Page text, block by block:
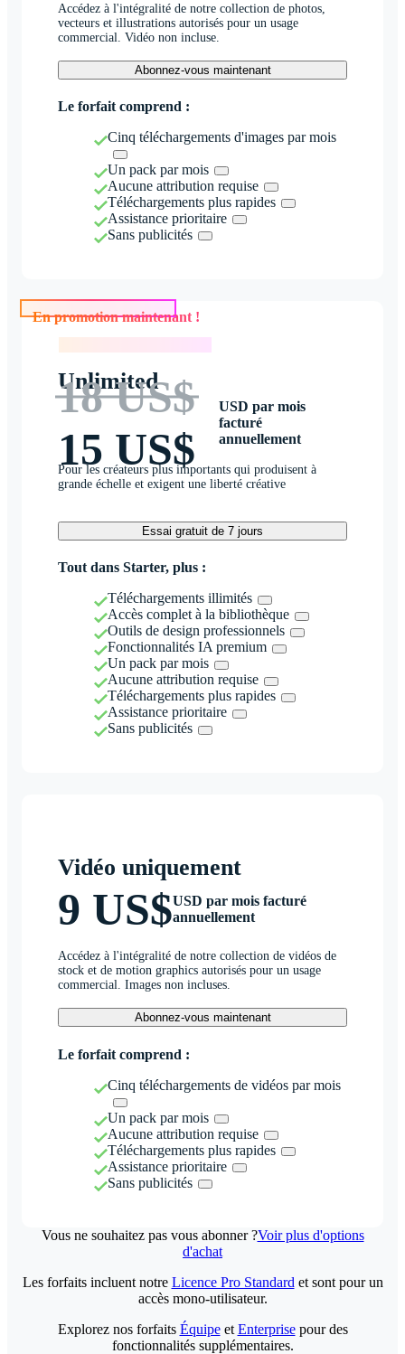
Accédez à l'intégralité de notre collection de photos,
vecteurs et illustrations autorisés pour un usage
commercial. Vidéo non incluse.
Abonnez-vous maintenant
Le forfait comprend :
Cinq téléchargements d'images par mois
Un pack par mois
Aucune attribution requise
Téléchargements plus rapides
Assistance prioritaire
Sans publicités
En promotion maintenant !
Unlimited
18 US$
15 US$
USD par mois
facturé
annuellement
Pour les créateurs plus importants qui produisent à
grande échelle et exigent une liberté créative
Essai gratuit de 7 jours
Tout dans Starter, plus :
Téléchargements illimités
Accès complet à la bibliothèque
Outils de design professionnels
Fonctionnalités IA premium
Un pack par mois
Aucune attribution requise
Téléchargements plus rapides
Assistance prioritaire
Sans publicités
Vidéo uniquement
9 US$USD par mois facturé
annuellement
Accédez à l'intégralité de notre collection de vidéos de
stock et de motion graphics autorisés pour un usage
commercial. Images non incluses.
Abonnez-vous maintenant
Le forfait comprend :
Cinq téléchargements de vidéos par mois
Un pack par mois
Aucune attribution requise
Téléchargements plus rapides
Assistance prioritaire
Sans publicités
Vous ne souhaitez pas vous abonner ?Voir plus d'options
d'achat
Les forfaits incluent notre Licence Pro Standard et sont pour un
accès mono-utilisateur.
Explorez nos forfaits Équipeet Enterprisepour des
fonctionnalités supplémentaires.